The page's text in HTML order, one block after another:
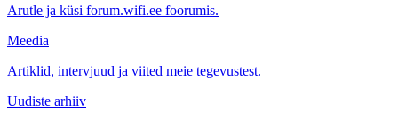
Arutle ja küsi forum.wifi.ee foorumis.
Meedia
Artiklid, intervjuud ja viited meie tegevustest.
Uudiste arhiiv